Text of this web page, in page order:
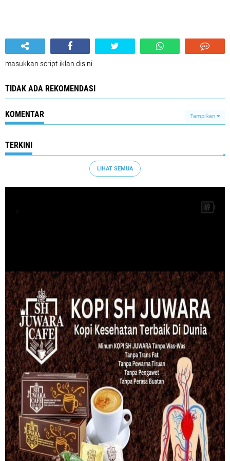
masukkan script iklan disini
TIDAK ADA REKOMENDASI
KOMENTAR Tampilkan
TERKINI
LIHAT SEMUA